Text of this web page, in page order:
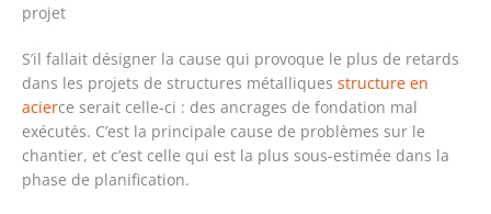
projet
S’il fallait désigner la cause qui provoque le plus de retards
dans les projets de structures métalliques structure en
acierce serait celle-ci : des ancrages de fondation mal
exécutés. C’est la principale cause de problèmes sur le
chantier, et c’est celle qui est la plus sous-estimée dans la
phase de planification.